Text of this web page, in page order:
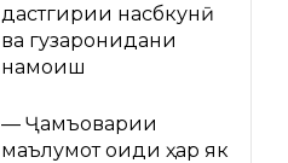
дастгирии насбкунӣ
ва гузаронидани
намоиш
— Ҷамъоварии
маълумот оиди ҳар як